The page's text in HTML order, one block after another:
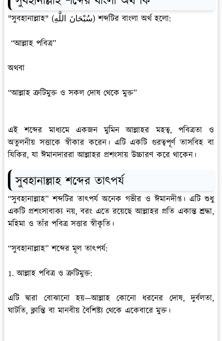
"সুবহানাল্লাহ" (سُبْحَانَ اللَّهِ) শব্দটির বাংলা অর্থ হলো:
“আল্লাহ পবিত্র”
অথবা
“আল্লাহ ত্রুটিমুক্ত ও সকল দোষ থেকে মুক্ত”
এই শব্দের মাধ্যমে একজন মুমিন আল্লাহর মহত্ব, পবিত্রতা ও
অতুলনীয় সত্তাকে স্বীকার করেন। এটি একটি গুরত্বপূর্ণ তাসবিহ বা
যিকির, যা ঈমানদাররা আল্লাহর প্রশংসায় উচ্চারণ করে থাকেন।
সুবহানাল্লাহ শব্দের তাৎপর্য
“সুবহানাল্লাহ” শব্দটির তাৎপর্য অনেক গভীর ও ঈমানদীপ্ত। এটি শুধু
একটি প্রশংসাবাক্য নয়, বরং এতে রয়েছে আল্লাহর প্রতি একান্ত শ্রদ্ধা,
মহিমা ও তাঁর পবিত্র সত্তার স্বীকৃতি।
“সুবহানাল্লাহ” শব্দের মূল তাৎপর্য:
1. আল্লাহ পবিত্র ও ত্রুটিমুক্ত:
এটি দ্বারা বোঝানো হয়—আল্লাহ কোনো ধরনের দোষ, দুর্বলতা,
ঘাটতি, ক্লান্তি বা মানবীয় বৈশিষ্ট্য থেকে একেবারে মুক্ত।